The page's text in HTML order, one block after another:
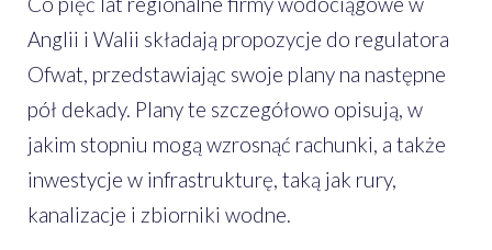
Anglii i Walii składają propozycje do regulatora
Ofwat, przedstawiając swoje plany na następne
pół dekady. Plany te szczegółowo opisują, w
jakim stopniu mogą wzrosnąć rachunki, a także
inwestycje w infrastrukturę, taką jak rury,
kanalizacje i zbiorniki wodne.